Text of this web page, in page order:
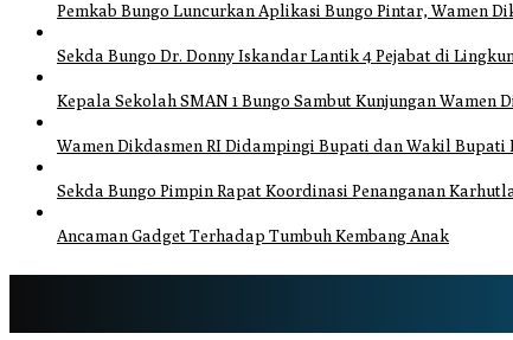
Pemkab Bungo Luncurkan Aplikasi Bungo Pintar, Wamen
Sekda Bungo Dr. Donny Iskandar Lantik 4 Pejabat di
Kepala Sekolah SMAN 1 Bungo Sambut Kunjungan Wamen
Wamen Dikdasmen RI Didampingi Bupati dan Wakil Bupati
Sekda Bungo Pimpin Rapat Koordinasi Penanganan
Ancaman Gadget Terhadap Tumbuh Kembang Anak